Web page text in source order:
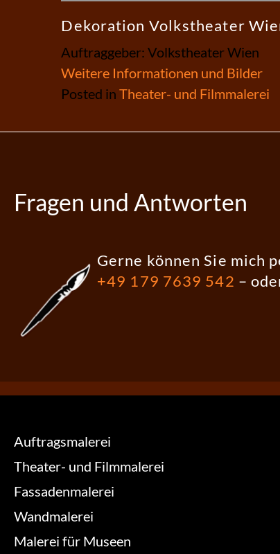
Dekoration Volkstheater
Auftraggeber: Volkstheater Wien
Weitere Informationen und Bilder
Posted inTheater- und Filmmalerei
Fragen und Antworten
Gerne können Sie mich
+49 179 7639 542 –
Auftragsmalerei
Theater- und Filmmalerei
Fassadenmalerei
Wandmalerei
Malerei für Museen